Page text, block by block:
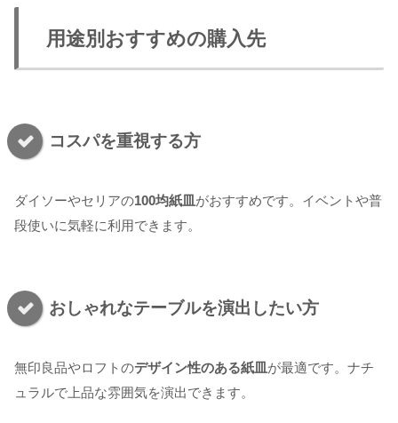
用途別おすすめの購入先
コスパを重視する方
ダイソーやセリアの100均紙皿 がおすすめです。イベントや普
段使いに気軽に利用できます。
おしゃれなテーブルを演出したい方
無印良品やロフトのデザイン性のある紙皿が最適です。ナチ
ュラルで上品な雰囲気を演出できます。